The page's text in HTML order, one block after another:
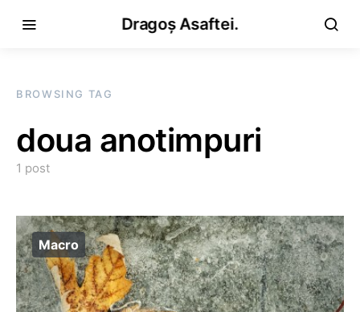
Dragoș Asaftei.
BROWSING TAG
doua anotimpuri
1 post
Macro